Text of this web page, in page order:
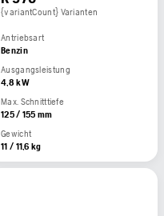
{variantCount} Varianten
Antriebsart
Benzin
Ausgangsleistung
4,8 kW
Max. Schnitttiefe
125 / 155 mm
Gewicht
11 / 11,6 kg